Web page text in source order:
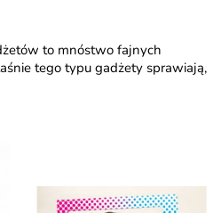
to mnóstwo fajnych
tego typu gadżety sprawiają,